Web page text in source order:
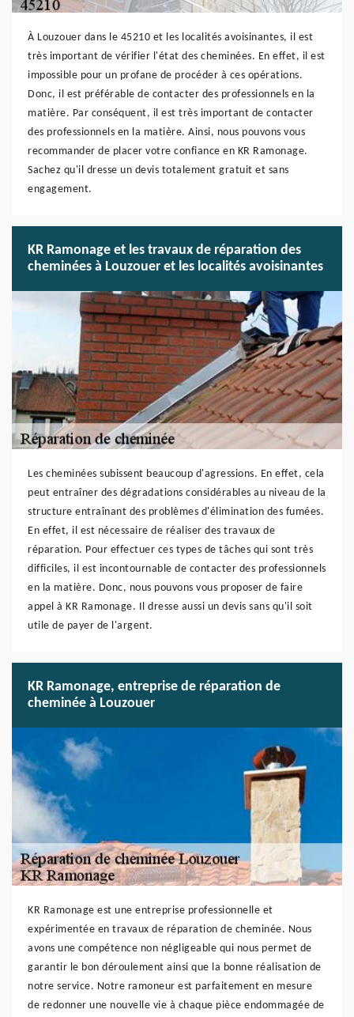
À Louzouer dans le 45210 et les localités avoisinantes, il est
très important de vérifier l'état des cheminées. En effet, il est
impossible pour un profane de procéder à ces opérations.
Donc, il est préférable de contacter des professionnels en la
matière. Par conséquent, il est très important de contacter
des professionnels en la matière. Ainsi, nous pouvons vous
recommander de placer votre confiance en KR Ramonage.
Sachez qu'il dresse un devis totalement gratuit et sans
engagement.
KR Ramonage et les travaux de réparation des
cheminées à Louzouer et les localités avoisinantes
Les cheminées subissent beaucoup d'agressions. En effet, cela
peut entraîner des dégradations considérables au niveau de la
structure entraînant des problèmes d'élimination des fumées.
En effet, il est nécessaire de réaliser des travaux de
réparation. Pour effectuer ces types de tâches qui sont très
difficiles, il est incontournable de contacter des professionnels
en la matière. Donc, nous pouvons vous proposer de faire
appel à KR Ramonage. Il dresse aussi un devis sans qu'il soit
utile de payer de l'argent.
KR Ramonage, entreprise de réparation de
cheminée à Louzouer
KR Ramonage est une entreprise professionnelle et
expérimentée en travaux de réparation de cheminée. Nous
avons une compétence non négligeable qui nous permet de
garantir le bon déroulement ainsi que la bonne réalisation de
notre service. Notre ramoneur est parfaitement en mesure
de redonner une nouvelle vie à chaque pièce endommagée de